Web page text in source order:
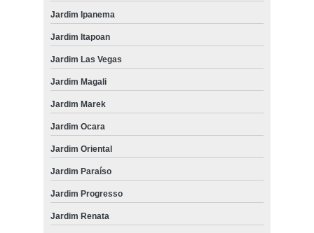
Jardim Ipanema
Jardim Itapoan
Jardim Las Vegas
Jardim Magali
Jardim Marek
Jardim Ocara
Jardim Oriental
Jardim Paraíso
Jardim Progresso
Jardim Renata